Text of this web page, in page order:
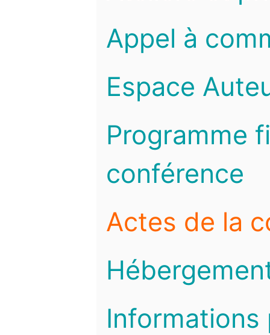
Appel à
Espace
Programme
conférence
Actes de la
Informations